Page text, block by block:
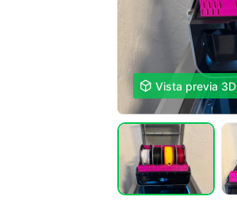
 Vista previa 3D